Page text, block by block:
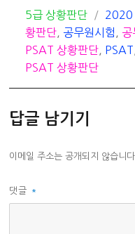
카
테
고
리
5급 상황판단
태
그
2020
황판단, 공무원시험 , 공
PSAT 상황판단, PSAT
PSAT 상황판단
답글 남기기
이메일 주소는 공개되지 않습니다.
댓글 *